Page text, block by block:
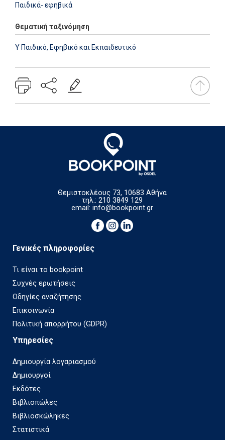
Παιδικά- εφηβικά
Θεματική ταξινόμηση
Y Παιδικό, Εφηβικό και Εκπαιδευτικό
Θεμιστοκλέους 73, 10683 Αθήνα
τηλ.: 210 3849 129
email:info@bookpoint.gr
Γενικές πληροφορίες
Τι είναι το bookpoint
Συχνές ερωτήσεις
Οδηγίες αναζήτησης
Επικοινωνία
Πολιτική απορρήτου (GDPR)
Υπηρεσίες
Δημιουργία λογαριασμού
Δημιουργοί
Εκδότες
Βιβλιοπώλες
Βιβλιοσκώληκες
Στατιστικά